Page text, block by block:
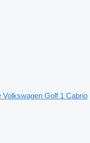
Volkswagen Golf 1 Cabrio